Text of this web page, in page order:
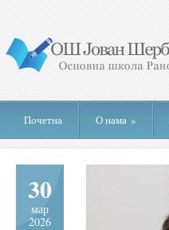
Почетна О нама »
30
мар
2026